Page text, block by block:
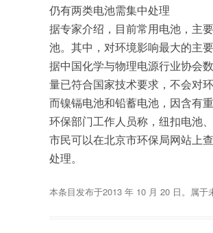
仍有两类电池需集中处理
据专家介绍，目前常用电池，主
池。其中，对环境影响最大的主
据中国化学与物理电源行业协会
量已符合国家技术要求，不会对
而镍镉电池和铅蓄电池，因含有
环保部门工作人员称，纽扣电池
市民可以在北京市环保局网站上
处理。
本条目发布于2013 年 10 月 20 日。属于